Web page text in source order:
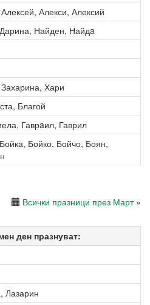
Алекси, Алексий
Найден, Найдa
Хари
Благой
Гаврaил, Гаврил
Бойко, Бойчо, Боян,
Всички празници през Март»
ден празнуват:
Лазарин